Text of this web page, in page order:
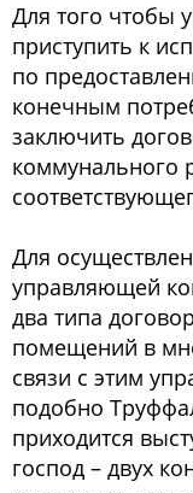
Для того чтобы
приступить к
по
конечным
заключить
коммунального
Для
управляющей
два типа
помещений в
связи с этим
подобно
приходится
господ – двух